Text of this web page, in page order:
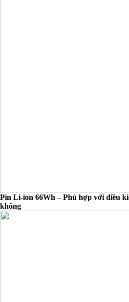
Pin Li-ion 66Wh – Phù hợp với điều
không